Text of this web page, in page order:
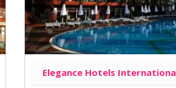
Elegance Hotels